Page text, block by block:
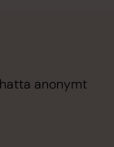
anonymt